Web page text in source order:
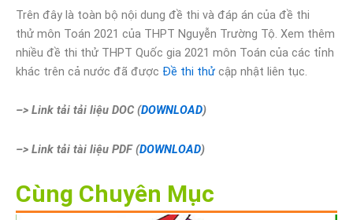
Trên đây là toàn bộ nội dung đề thi và đáp án của đề thi
thử môn Toán 2021 của THPT Nguyễn Trường Tộ. Xem thêm
nhiều đề thi thử THPT Quốc gia 2021 môn Toán của các tỉnh
khác trên cả nước đã được Đề thi thử cập nhật liên tục.
–> Link tải tải liệu DOC (DOWNLOAD)
–> Link tải tài liệu PDF (DOWNLOAD)
Cùng Chuyên Mục